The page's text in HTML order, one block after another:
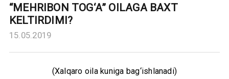
“MEHRIBON TOG‘A” OILAGA BAXT
KELTIRDIMI?
15.05.2019
(Xalqaro oila kuniga bag‘ishlanadi)